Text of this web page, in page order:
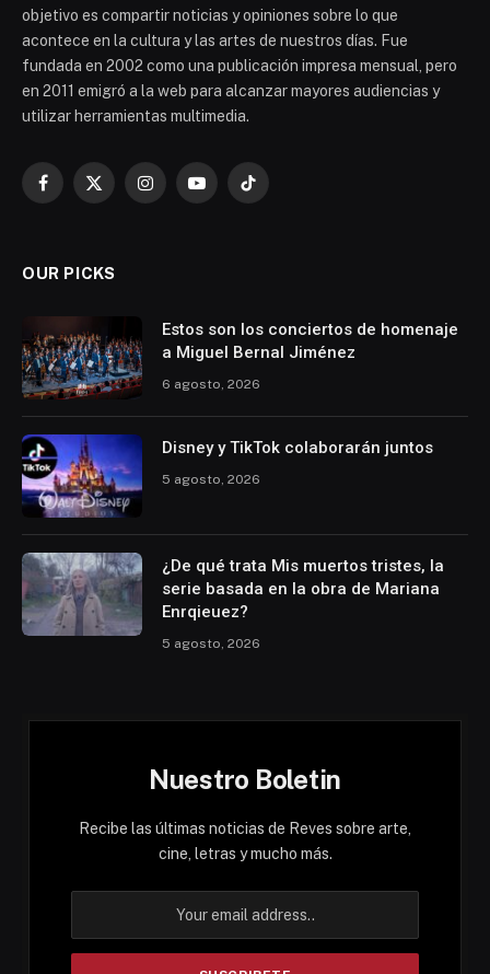
objetivo es compartir noticias y opiniones sobre lo que
acontece en la cultura y las artes de nuestros días. Fue
fundada en 2002 como una publicación impresa mensual, pero
en 2011 emigró a la web para alcanzar mayores audiencias y
utilizar herramientas multimedia.
Facebook
X
InstagramYouTubeTikTok
OUR PICKS
Estos son los conciertos de homenaje
a Miguel Bernal Jiménez
6 agosto, 2026
Disney y TikTok colaborarán juntos
5 agosto, 2026
¿De qué trata Mis muertos tristes, la
serie basada en la obra de Mariana
Enrqieuez?
5 agosto, 2026
Nuestro Boletin
Recibe las últimas noticias de Reves sobre arte,
cine, letras y mucho más.